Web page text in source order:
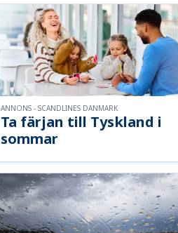
Ta färjan till Tyskland i
sommar
ANNONS - SCANDLINES DANMARK